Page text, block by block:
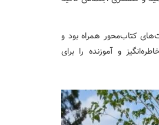
کتاب‌محور همراه بود و
و آموزنده را برای